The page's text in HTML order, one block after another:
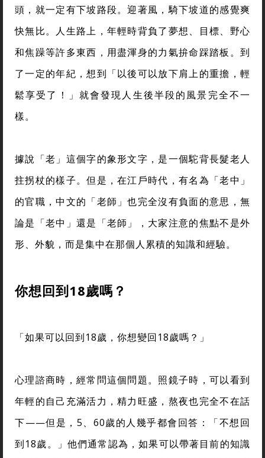
頭，就一定有下坡路段。迎著風，騎下坡道的感覺爽
快無比。人生路上，年輕時背負了夢想、目標、野心
和焦躁等許多東西，用盡渾身的力氣拚命踩踏板。到
了一定的年紀，想到「以後可以放下肩上的重擔，輕
鬆享受了！」就會發現人生後半段的風景完全不一
樣。
據說「老」這個字的象形文字，是一個駝背長髮老人
拄拐杖的樣子。但是，在江戶時代，有名為「老中」
的官職，中文的「老師」也完全沒有負面的意思，無
論是「老中」還是「老師」，大家注意的焦點不是外
形、外貌，而是集中在那個人累積的知識和經驗。
你想回到18歲嗎？
「如果可以回到18歲，你想變回18歲嗎？」
心理諮商時，經常問這個問題。照鏡子時，可以看到
年輕的自己充滿活力，精力旺盛，熬夜也完全不在話
下——但是，5、60歲的人幾乎都會回答：「不想回
到18歲。」他們通常認為，如果可以帶著目前的知識